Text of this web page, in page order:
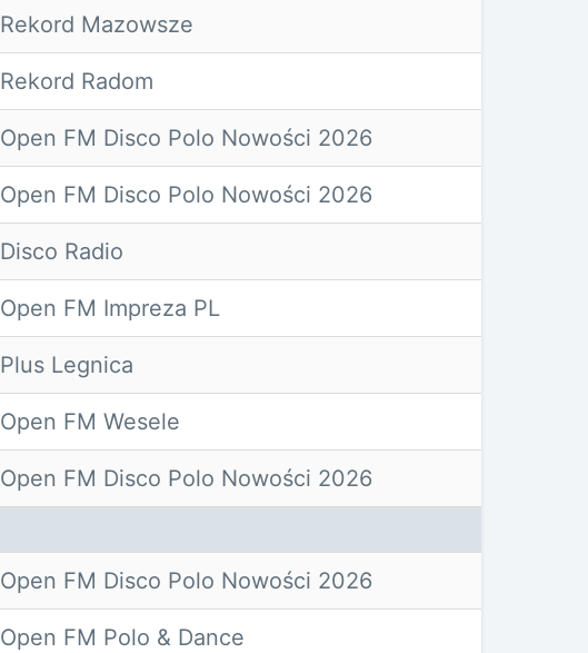
Rekord Mazowsze
Rekord Radom
Open FM Disco Polo Nowości 2026
Open FM Disco Polo Nowości 2026
Disco Radio
Open FM Impreza PL
Plus Legnica
Open FM Wesele
Open FM Disco Polo Nowości 2026
Open FM Disco Polo Nowości 2026
Open FM Polo & Dance